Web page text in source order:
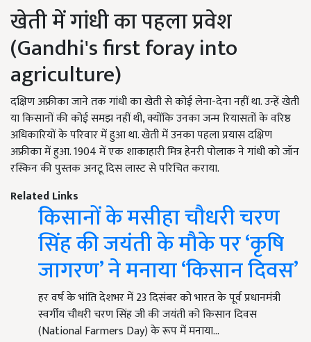
खेती में गांधी का पहला प्रवेश
(Gandhi's first foray into
agriculture)
दक्षिण अफ्रीका जाने तक गांधी का खेती से कोई लेना-देना नहीं था. उन्हें खेती
या किसानों की कोई समझ नहीं थी, क्योंकि उनका जन्म रियासतों के वरिष्ठ
अधिकारियों के परिवार में हुआ था. खेती में उनका पहला प्रयास दक्षिण
अफ्रीका में हुआ. 1904 में एक शाकाहारी मित्र हेनरी पोलाक ने गांधी को जॉन
रस्किन की पुस्तक अनटू दिस लास्ट से परिचित कराया.
Related Links
किसानों के मसीहा चौधरी चरण
सिंह की जयंती के मौके पर ‘कृषि
जागरण’ ने मनाया ‘किसान दिवस’
हर वर्ष के भांति देशभर में 23 दिसंबर को भारत के पूर्व प्रधानमंत्री
स्वर्गीय चौधरी चरण सिंह जी की जयंती को किसान दिवस
(National Farmers Day) के रूप में मनाया…